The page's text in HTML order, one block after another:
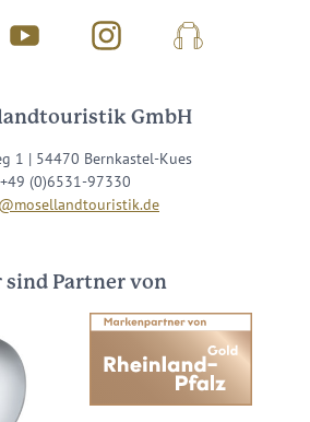
Youtube InstagramPodcast
GmbH
1 | 54470 Bernkastel-Kues
+49 (0)6531-97330
sind Partner von